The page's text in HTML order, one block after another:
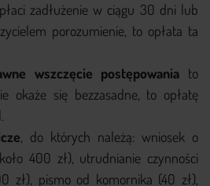
zadłużenie w ciągu 30 dni lub
porozumienie, to opłata ta
wszczęcie postępowania to
okaże się bezzasadne, to opłatę
, do których należą: wniosek o
400 zł), utrudnianie czynności
zł), pismo od komornika (40 zł),